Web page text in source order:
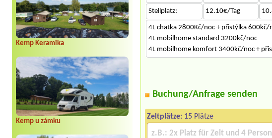
Kemp Keramika
Kemp u zámku
Stellplatz: 12.10€/Tag
4L chatka 2800Kč/noc + přistýlka 600kč/
4L mobilhome standard 3200kč/noc
4L mobilhome komfort 3400kč/noc +
Buchung/Anfrage senden
Zeltplätze: 15 Plätze